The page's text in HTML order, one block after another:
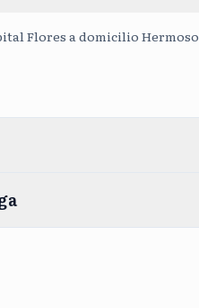
Flores a domicilio Hermoso